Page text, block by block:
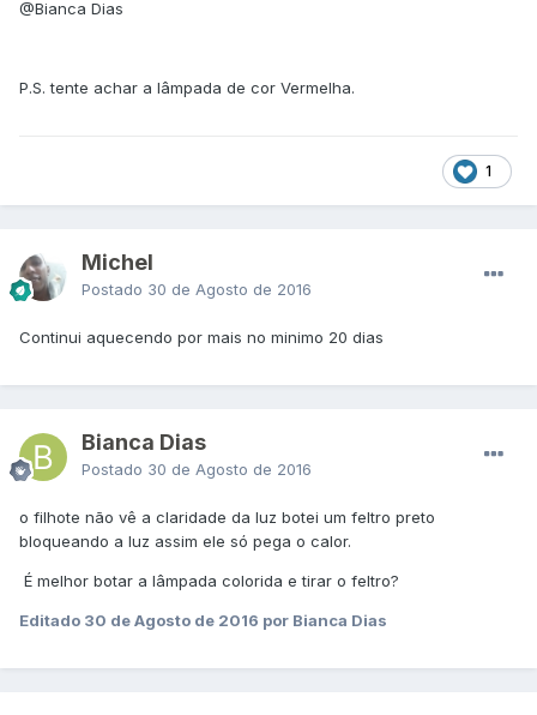
@Bianca Dias
P.S. tente achar a lâmpada de cor Vermelha.
1
Michel
Postado 30 de Agosto de 2016
Continui aquecendo por mais no minimo 20 dias
Bianca Dias
Postado 30 de Agosto de 2016
o filhote não vê a claridade da luz botei um feltro preto
bloqueando a luz assim ele só pega o calor.
É melhor botar a lâmpada colorida e tirar o feltro?
Editado 30 de Agosto de 2016 por Bianca Dias